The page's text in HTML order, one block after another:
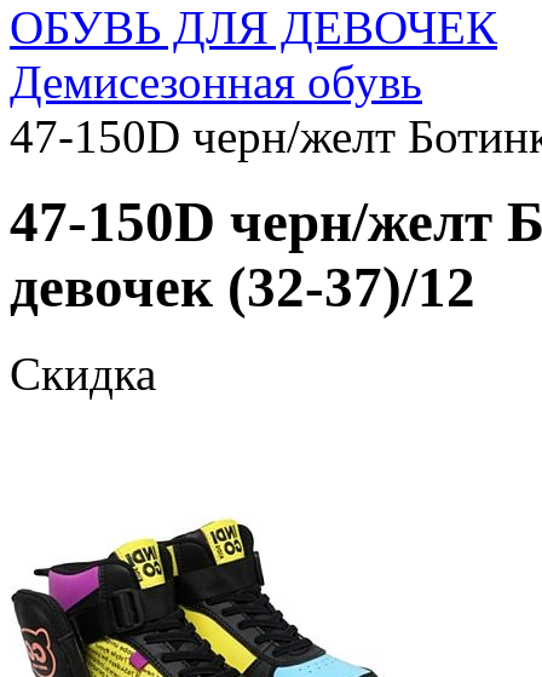
ОБУВЬ ДЛЯ ДЕВОЧЕК
Демисезонная обувь
47-150D черн/желт
47-150D черн/желт
девочек (32-37)/12
Скидка